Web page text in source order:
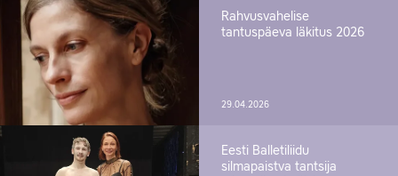
Rahvusvahelise
tantuspäeva läkitus 2026
29.04.2026
Eesti Balletiliidu
silmapaistva tantsija